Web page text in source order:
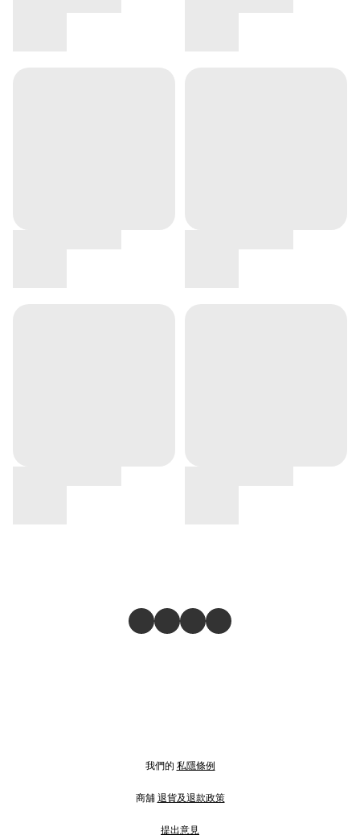
我們的 私隱條例
商舖 退貨及退款政策
提出意見